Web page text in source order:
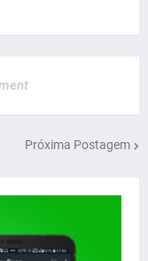
Próxima Postagem